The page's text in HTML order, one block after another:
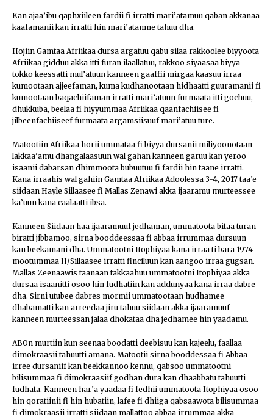
Kan ajaa’ibu qaphxiileen fardii fi irratti mari’atamuu qaban akkanaa
kaafamanii kan irratti hin mari’atamne tahuu dha.
Hojiin Gamtaa Afriikaa dursa argatuu qabu silaa rakkoolee biyyoota
Afriikaa gidduu akka itti furan ilaallatuu, rakkoo siyaasaa biyya
tokko keessatti mul’atuun kanneen gaaffii mirgaa kaasuu irraa
kumootaan ajjeefaman, kuma kudhanootaan hidhaatti guuramanii fi
kumootaan baqachiifaman irratti mari’atuun furmaata itti gochuu,
dhukkuba, beelaa fi hiyyummaa Afriikaa qaanfachiisee fi
jilbeenfachiiseef furmaata argamsiisuuf mari’atuu ture.
Matootiin Afriikaa horii ummataa fi biyya dursanii miliyoonotaan
lakkaa’amu dhangalaasuun wal gahan kanneen garuu kan yeroo
isaanii dabarsan dhimmoota bubuutuu fi fardii hin taane irratti.
Kana irraahis wal gahiin Gamtaa Afriikaa Adoolessa 3-4, 2017 taa’e
siidaan Hayle Sillaasee fi Mallas Zenawi akka ijaaramu murteessee
ka’uun kana caalaatti ibsa.
Kanneen Siidaan haa ijaaramuuf jedhaman, ummatoota bitaa turan
biratti jibbamoo, sirna booddeessaa fi abbaa irrummaa dursuun
kan beekamani dha. Ummatootni Itophiyaa kana irraa ti bara 1974
mootummaa H/Sillaasee irratti finciluun kan aangoo irraa gugsan.
Mallas Zeenaawis taanaan takkaahuu ummatootni Itophiyaa akka
dursaa isaanitti osoo hin fudhatiin kan addunyaa kana irraa dabre
dha. Sirni utubee dabres mormii ummatootaan hudhamee
dhabamatti kan arreedaa jiru tahuu siidaan akka ijaaramuuf
kanneen murteessan jalaa dhokataa dha jedhamee hin yaadamu.
ABOn murtiin kun seenaa boodatti deebisuu kan kajeelu, faallaa
dimokraasii tahuutti amana. Matootii sirna booddessaa fi Abbaa
irree dursaniif kan beekkannoo kennu, qabsoo ummatootni
bilisummaa fi dimokraasiif godhan dura kan dhaabbatu tahuutti
fudhata. Kanneen har’a yaadaa fi fedhii ummatoota Itophiyaa osoo
hin qoratiinii fi hin hubatiin, lafee fi dhiiga qabsaawota bilisummaa
fi dimokraasii irratti siidaan mallattoo abbaa irrummaa akka